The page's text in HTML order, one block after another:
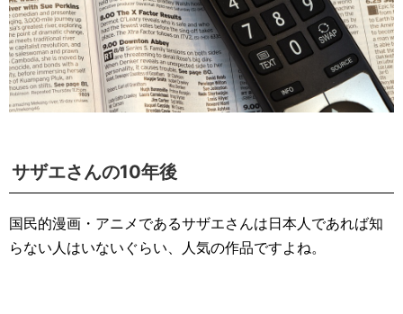
サザエさんの10年後
国民的漫画・アニメであるサザエさんは日本人であれば知
らない人はいないぐらい、人気の作品ですよね。